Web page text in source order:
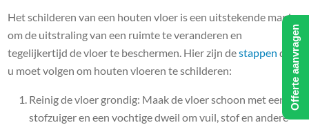
Het schilderen van een houten vloer is een uitstekende manier
om de uitstraling van een ruimte te veranderen en
tegelijkertijd de vloer te beschermen. Hier zijn destappen die
u moet volgen om houten vloeren te schilderen:
Reinig de vloer grondig: Maak de vloer schoon met een
stofzuiger en een vochtige dweil om vuil, stof en andere
Offerte aanvragen